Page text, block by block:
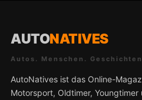
AUTONATIVES
Autos. Menschen.
AutoNatives ist das Online-
Motorsport, Oldtimer,